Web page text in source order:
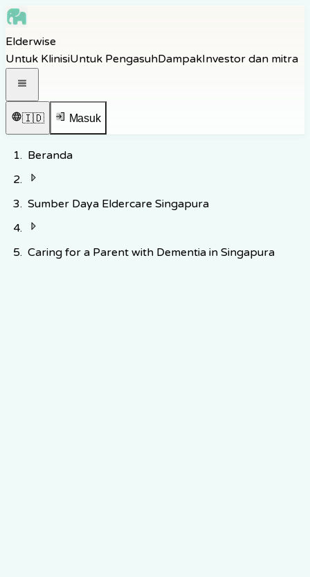
Skip to navigation
Skip to footer
Elderwise
Untuk KlinisiUntuk PengasuhDampakInvestor dan mitra
🇮🇩 Masuk
Beranda
Sumber Daya Eldercare Singapura
Caring for a Parent with Dementia in Singapura